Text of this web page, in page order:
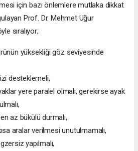
için bazı önlemlere mutlaka dikkat
Prof. Dr. Mehmet Uğur
sıralıyor;
yüksekliği göz seviyesinde
desteklemeli,
yere paralel olmalı, gerekirse ayak
az bükülü durmalı,
aralar verilmesi unutulmamalı,
yapılmalı,